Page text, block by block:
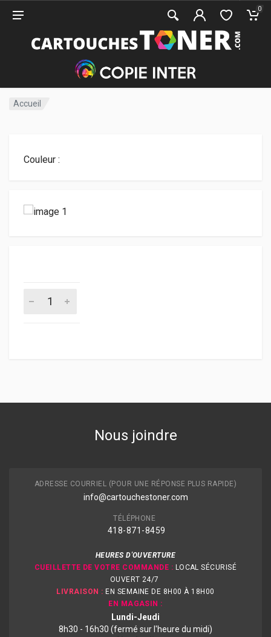
0
Accueil
Couleur :
Nous joindre
ADRESSE COURRIEL (POUR UNE RÉPONSE PLUS RAPIDE)
info@cartouchestoner.com
TÉLÉPHONE
418-871 -8459
HEURES D'OUVERTURE
CUEILLETTE DE VOTRE COMMANDE : LOCAL SÉCURISÉ
OUVERT 24/7
LIVRAISON : EN SEMAINE DE 8H00 À 18H00
EN MAGASIN :
Lundi-Jeudi
8h30 - 16h30 (fermé sur l'heure du midi)